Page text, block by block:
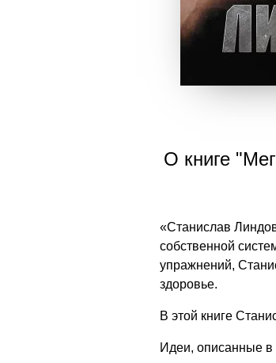
О книге
«Станислав
собственной
упражнений,
здоровье.
В этой книге
Идеи, описанные в